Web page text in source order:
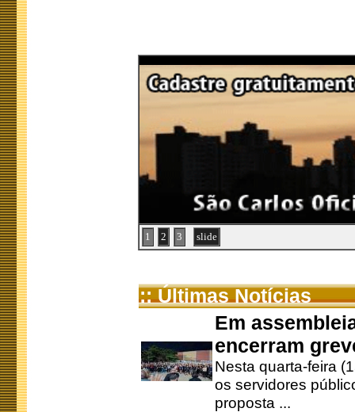
1 2 3 slide
:: Últimas Notícias
Em
encerram
Nesta quarta-feira
os servidores
proposta ...